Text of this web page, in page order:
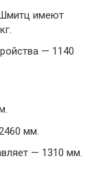
имеют
— 1140
мм.
— 1310 мм.